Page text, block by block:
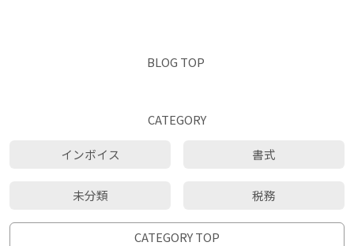
BLOG TOP
CATEGORY
インボイス 書式
未分類 税務
CATEGORY TOP